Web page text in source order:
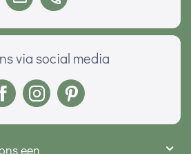
via social media
een